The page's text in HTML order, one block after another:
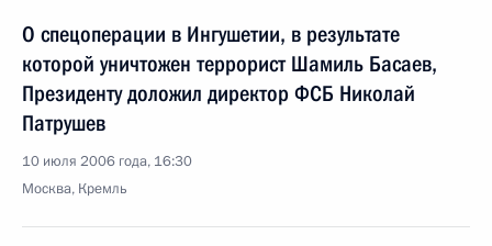
О спецоперации в Ингушетии, в результате
которой уничтожен террорист Шамиль Басаев,
Президенту доложил директор ФСБ Николай
Патрушев
10 июля 2006 года, 16:30
Москва, Кремль